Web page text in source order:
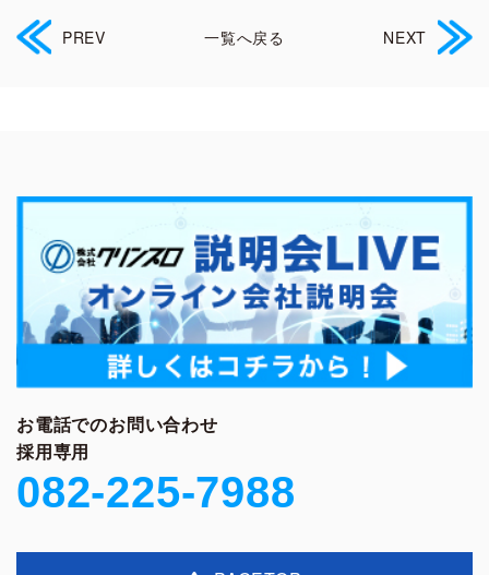
PREV 一覧へ戻る NEXT
お電話でのお問い合わせ
採用専用
082-225-7988